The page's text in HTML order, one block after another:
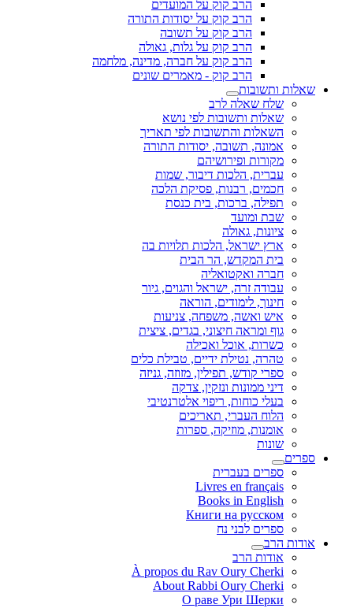
הרב קוק על המועדים
הרב קוק על יסודות התורה
הרב קוק על תשובה
הרב קוק על גלות, גאולה
הרב קוק על חברה, מדינה, מלחמה
הרב קוק - מאמרים שונים
שאלות ותשובות
שלח שאלה לרב
שאלות ותשובות לפי נושא
השאלות והתשובות לפי תאריך
אמונה, תשובה, יסודות התורה
מקורות ופירושיהם
עברית, הלכות דיבור, שמות
חכמים, רבנות, פסיקת הלכה
תפילה, ברכות, בית כנסת
שבת ומועד
ציונות, גאולה
ארץ ישראל, הלכות תלויות בה
בית המקדש, הר הבית
חברה ואקטואליה
עבודה זרה, ישראל והגוים, גיור
חינוך, לימודים, הוראה
איש ואשה, משפחה, צניעות
גוף ומראה חיצוני, בגדים, ציצית
כשרות, אוכל ואכילה
טהרה, נטילת ידיים, טבילת כלים
ספרי קודש, תפילין, מזוזה, גניזה
דיני ממונות ונזקין, צדקה
בעלי כוחות, ריפוי אלטרנטיבי
הלוח העברי, תאריכים
אומנות, מוזיקה, ספרות
שונות
ספרים
ספרים בעברית
Livres en français
Books in English
Книги на русском
ספרים לבני נח
אודות הרב
אודות הרב
À propos du Rav Oury Cherki
About Rabbi Oury Cherki
О раве Ури Шерки